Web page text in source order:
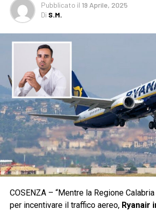
Pubblicato il 19 Aprile, 2025
Di S.M.
COSENZA – “Mentre la Regione
per incentivare il traffico aereo, Ryanair